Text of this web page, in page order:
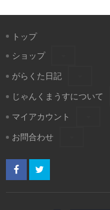
トップ
ショップ
がらくた日記
じゃんくまうすについて
マイアカウント
お問合わせ